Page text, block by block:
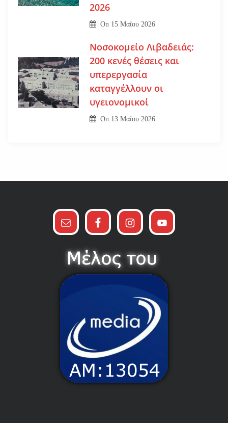
2026
On 15 Μαΐου 2026
Νοσοκομείο Λιβαδειάς:
200 κενές θέσεις και
υπερεργασία
καταγγέλλουν οι
υγειονομικοί
On 13 Μαΐου 2026